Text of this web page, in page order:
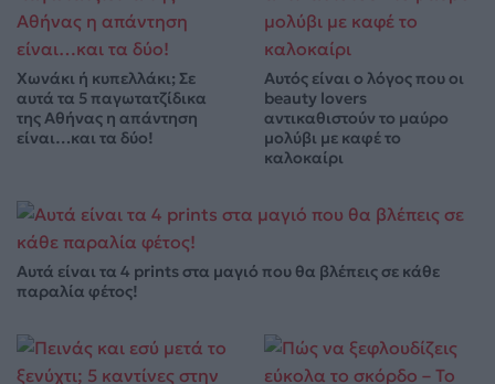
Χωνάκι ή κυπελλάκι; Σε
αυτά τα 5 παγωτατζίδικα
της Αθήνας η απάντηση
είναι…και τα δύο!
Αυτός είναι ο λόγος που οι
beauty lovers
αντικαθιστούν το μαύρο
μολύβι με καφέ το
καλοκαίρι
Αυτά είναι τα 4 prints στα μαγιό που θα βλέπεις σε κάθε
παραλία φέτος!